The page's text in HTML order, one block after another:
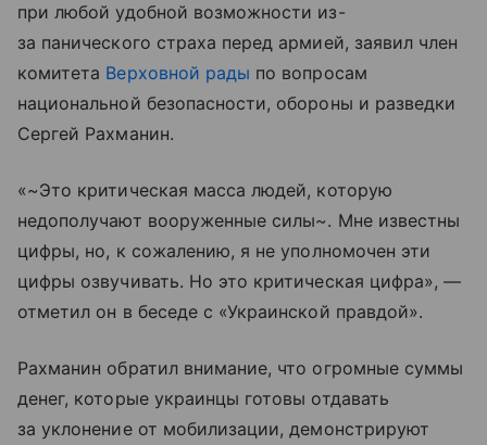
при любой удобной возможности из-
за панического страха перед армией, заявил член
комитета Верховной рады по вопросам
национальной безопасности, обороны и разведки
Сергей Рахманин.
«~Это критическая масса людей, которую
недополучают вооруженные силы~. Мне известны
цифры, но, к сожалению, я не уполномочен эти
цифры озвучивать. Но это критическая цифра», —
отметил он в беседе с «Украинской правдой».
Рахманин обратил внимание, что огромные суммы
денег, которые украинцы готовы отдавать
за уклонение от мобилизации, демонстрируют